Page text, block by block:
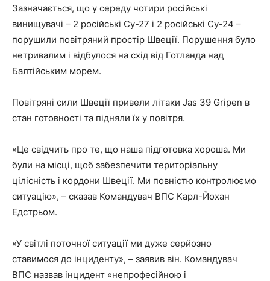
Зазначається, що у середу чотири російські
винищувачі – 2 російські Су-27 ​​і 2 російські Су-24 –
порушили повітряний простір Швеції. Порушення було
нетривалим і відбулося на схід від Готланда над
Балтійським морем.
Повітряні сили Швеції привели літаки Jas 39 Gripen в
стан готовності та підняли їх у повітря.
«Це свідчить про те, що наша підготовка хороша. Ми
були на місці, щоб забезпечити територіальну
цілісність і кордони Швеції. Ми повністю контролюємо
ситуацію», – сказав Командувач ВПС Карл-Йохан
Едстрьом.
«У світлі поточної ситуації ми дуже серйозно
ставимося до інциденту», – заявив він. Командувач
ВПС назвав інцидент «непрофесійною і